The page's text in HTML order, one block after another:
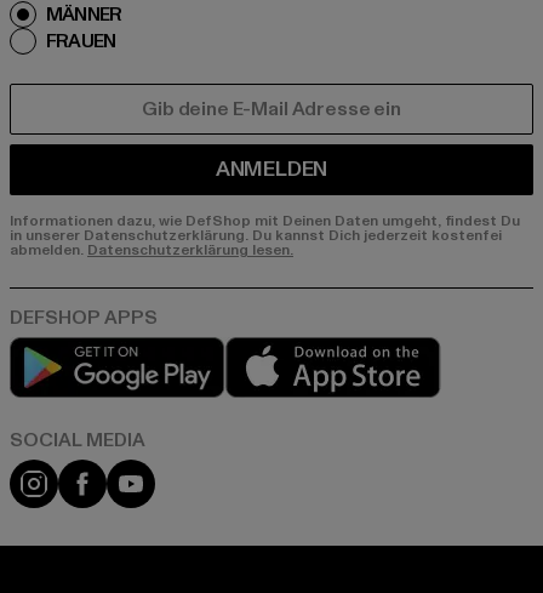
MÄNNER
FRAUEN
ANMELDEN
Informationen dazu, wie DefShop mit Deinen Daten umgeht, findest Du
in unserer Datenschutzerklärung. Du kannst Dich jederzeit kostenfei
abmelden. Datenschutzerklärung lesen.
Play market
Instagram
FacebookYouTube